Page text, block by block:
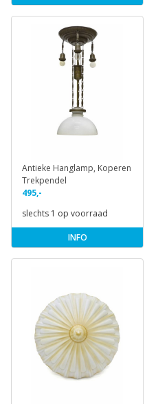
Antieke Hanglamp, Koperen
Trekpendel
495,-
slechts 1 op voorraad
INFO